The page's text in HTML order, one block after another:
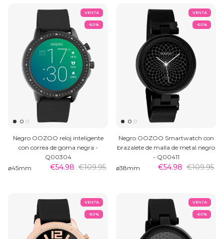
VENTA
-50%
Negro OOZOO reloj inteligente
con correa de goma negra -
Q00304
⌀45mm
€54.98 €109.95
VENTA
-50%
Negro OOZOO Smartwatch con
brazalete de malla de metal negro
- Q00411
⌀38mm
€54.98 €109.95
VENTA
-50%
VENTA
-50%